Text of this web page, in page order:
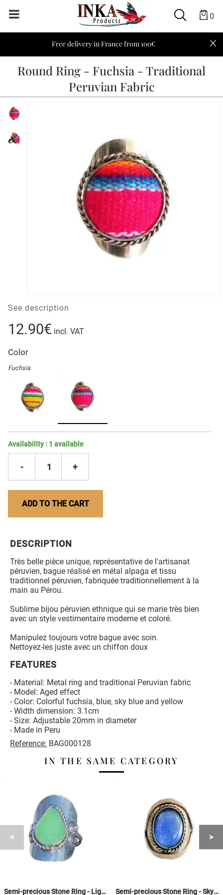
0
Free delivery in France from 100€
Round Ring - Fuchsia - Traditional
Peruvian Fabric
See description
12.90€ incl. VAT
Color
Fuchsia
Availability : 1 available
- 1 +
ADD TO THE CART
DESCRIPTION
Très belle pièce unique, représentative de l'artisanat
péruvien, bague réalisé en métal alpaga et tissu
traditionnel péruvien, fabriquée traditionnellement à la
main au Pérou.
Sublime bijou péruvien ethnique qui se marie très bien
avec un style vestimentaire moderne et coloré.
Manipulez toujours votre bague avec soin.
Nettoyez-les juste avec un chiffon doux
FEATURES
- Material: Metal ring and traditional Peruvian fabric
- Model: Aged effect
- Color: Colorful fuchsia, blue, sky blue and yellow
- Width dimension: 3.1cm
- Size: Adjustable 20mm in diameter
- Made in Peru
Reference: BAG000128
IN THE SAME CATEGORY
Semi-precious Stone Ring - Light Green Drop Semi-precious Stone Ring - Sky Blue Agate